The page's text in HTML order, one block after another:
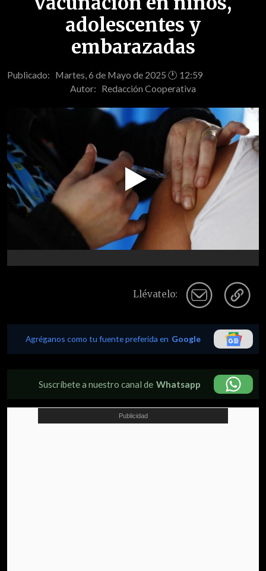
adolescentes y
embarazadas
Publicado: Martes, 6 de Mayo de 2025 🕐 12:59
Autor: Redacción Cooperativa
Play
Video
Llévatelo:
Agréganos como tu fuente preferida en Google
Suscríbete a nuestro canal de Whatsapp